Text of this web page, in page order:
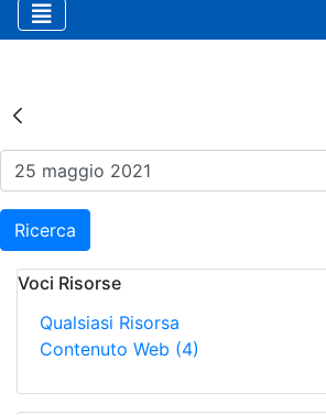
Risultati della
Ricerca
Voci Risorse
Qualsiasi Risorsa
Contenuto Web (4)